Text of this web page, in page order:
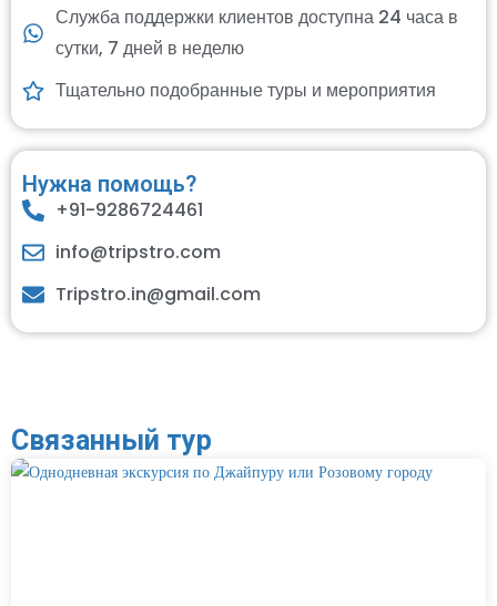
Служба поддержки клиентов доступна 24 часа в
сутки, 7 дней в неделю
Тщательно подобранные туры и мероприятия
Нужна помощь?
+91-9286724461
info@tripstro.com
Tripstro.in@gmail.com
Связанный тур